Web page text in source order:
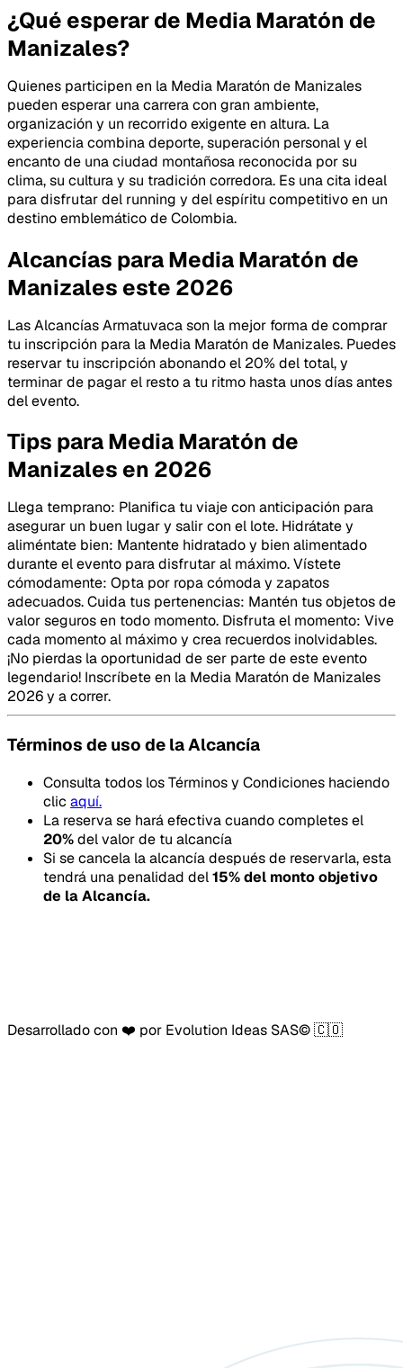
¿Qué esperar de Media Maratón de
Manizales?
Quienes participen en la Media Maratón de Manizales
pueden esperar una carrera con gran ambiente,
organización y un recorrido exigente en altura. La
experiencia combina deporte, superación personal y el
encanto de una ciudad montañosa reconocida por su
clima, su cultura y su tradición corredora. Es una cita ideal
para disfrutar del running y del espíritu competitivo en un
destino emblemático de Colombia.
Alcancías para Media Maratón de
Manizales este 2026
Las Alcancías Armatuvaca son la mejor forma de comprar
tu inscripción para la Media Maratón de Manizales. Puedes
reservar tu inscripción abonando el 20% del total, y
terminar de pagar el resto a tu ritmo hasta unos días antes
del evento.
Tips para Media Maratón de
Manizales en 2026
Llega temprano: Planifica tu viaje con anticipación para
asegurar un buen lugar y salir con el lote. Hidrátate y
aliméntate bien: Mantente hidratado y bien alimentado
durante el evento para disfrutar al máximo. Vístete
cómodamente: Opta por ropa cómoda y zapatos
adecuados. Cuida tus pertenencias: Mantén tus objetos de
valor seguros en todo momento. Disfruta el momento: Vive
cada momento al máximo y crea recuerdos inolvidables.
¡No pierdas la oportunidad de ser parte de este evento
legendario! Inscríbete en la Media Maratón de Manizales
2026 y a correr.
Términos de uso de la Alcancía
Consulta todos los Términos y Condiciones haciendo
clic aquí.
La reserva se hará efectiva cuando completes el
20%del valor de tu alcancía
Si se cancela la alcancía después de reservarla, esta
tendrá una penalidad del15% del monto objetivo
de la Alcancía.
Desarrollado con ❤️ por Evolution Ideas SAS© 🇨🇴